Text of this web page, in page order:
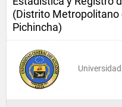
(Distrito Metropolitano
Pichincha)